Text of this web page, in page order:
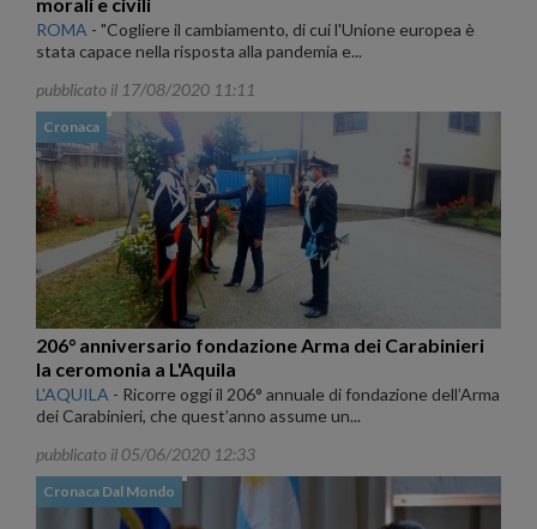
ROMA - "Cogliere il cambiamento, di cui l'Unione europea è
stata capace nella risposta alla pandemia e...
pubblicato il 17/08/2020 11:11
Cronaca
206° anniversario fondazione Arma dei Carabinieri
la ceromonia a L'Aquila
L'AQUILA - Ricorre oggi il 206° annuale di fondazione dell’Arma
dei Carabinieri, che quest’anno assume un...
pubblicato il 05/06/2020 12:33
Cronaca Dal Mondo